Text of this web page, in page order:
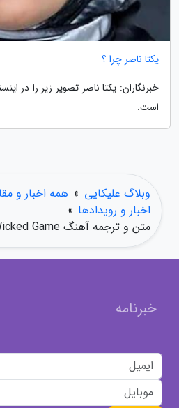
یکتا ناصر چرا ؟
خبرنگاران: یکتا ناصر تصویر زیر را در
است.
وبلاگ علیکایی » همه اخبار و
اخبار و رویدادها »
متن و ترجمه آهنگ Wicked Game از Chris Isaak
خبرنامه